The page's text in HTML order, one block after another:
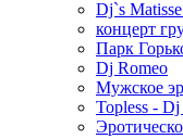
Dj`s
концерт
Парк
Dj Romeo
Мужское
Topless -